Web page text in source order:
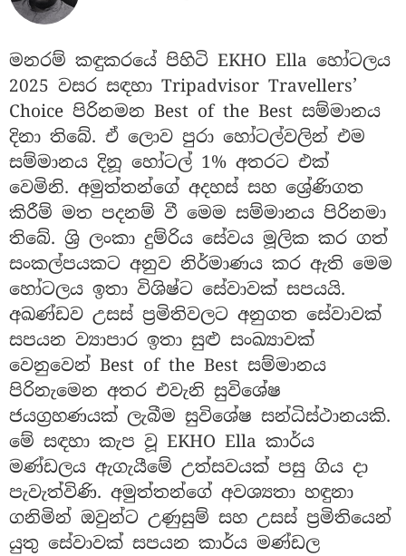
මනරම් කඳුකරයේ පිහිටි EKHO Ella හෝටලය
2025 වසර සඳහා Tripadvisor Travellers’
Choice පිරිනමන Best of the Best සම්මානය
දිනා තිබේ. ඒ ලොව පුරා හෝටල්වලින් එම
සම්මානය දිනූ හෝටල් 1% අතරට එක්
වෙමිනි. අමුත්තන්ගේ අදහස් සහ ශ්‍රේණිගත
කිරීම් මත පදනම් වී මෙම සම්මානය පිරිනමා
තිබේ. ශ්‍රි ලංකා දුම්රිය සේවය මූලික කර ගත්
සංකල්පයකට අනුව නිර්මාණය කර ඇති මෙම
හෝටලය ඉතා විශිෂ්ට සේවාවක් සපයයි.
අඛණ්ඩව උසස් ප්‍රමිතිවලට අනුගත සේවාවක්
සපයන ව්‍යාපාර ඉතා සුළු සංඛ්‍යාවක්
වෙනුවෙන් Best of the Best සම්මානය
පිරිනැමෙන අතර එවැනි සුවිශේෂ
ජයග්‍රහණයක් ලැබීම සුවිශේෂ සන්ධිස්ථානයකි.
මේ සඳහා කැප වූ EKHO Ella කාර්ය
මණ්ඩලය ඇගැයීමේ උත්සවයක් පසු ගිය දා
පැවැත්විණි. අමුත්තන්ගේ අවශ්‍යතා හඳුනා
ගනිමින් ඔවුන්ට උණුසුම් සහ උසස් ප්‍රමිතියෙන්
යුතු සේවාවක් සපයන කාර්ය මණ්ඩල